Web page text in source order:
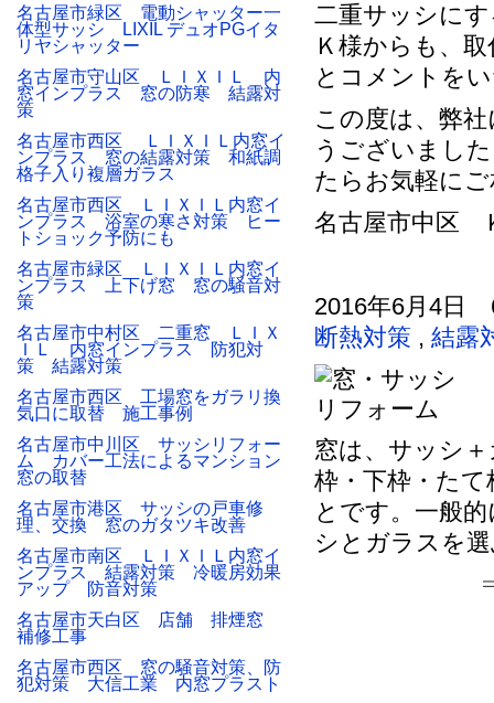
二重サッシに
Ｋ様からも、
とコメントを
この度は、弊
うございまし
たらお気軽に
名古屋市中区
2016年6月4日
断熱対策 , 結露
窓は、サッシ
枠・下枠・た
とです。一般
シとガラスを
名古屋市緑区 電動シャッター一
体型サッシ LIXIL デュオPGイタ
リヤシャッター
名古屋市守山区 ＬＩＸＩＬ 内
窓インプラス 窓の防寒 結露対
策
名古屋市西区 ＬＩＸＩＬ内窓イ
ンプラス 窓の結露対策 和紙調
格子入り複層ガラス
名古屋市西区 ＬＩＸＩＬ内窓イ
ンプラス 浴室の寒さ対策 ヒー
トショック予防にも
名古屋市緑区 ＬＩＸＩＬ内窓イ
ンプラス 上下げ窓 窓の騒音対
策
名古屋市中村区 二重窓 ＬＩＸ
ＩＬ 内窓インプラス 防犯対
策 結露対策
名古屋市西区 工場窓をガラリ換
気口に取替 施工事例
名古屋市中川区 サッシリフォー
ム カバー工法によるマンション
窓の取替
名古屋市港区 サッシの戸車修
理、交換 窓のガタツキ改善
名古屋市南区 ＬＩＸＩＬ内窓イ
ンプラス 結露対策 冷暖房効果
アップ 防音対策
名古屋市天白区 店舗 排煙窓
補修工事
名古屋市西区 窓の騒音対策、防
犯対策 大信工業 内窓プラスト